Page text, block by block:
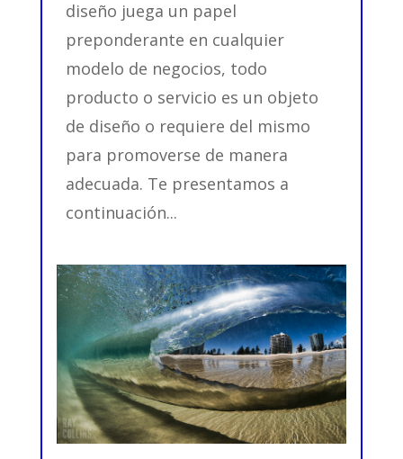
diseño juega un papel
preponderante en cualquier
modelo de negocios, todo
producto o servicio es un objeto
de diseño o requiere del mismo
para promoverse de manera
adecuada. Te presentamos a
continuación...